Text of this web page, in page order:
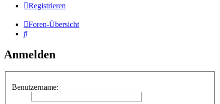
Registrieren
Foren-Übersicht
Suche
Anmelden
Benutzername: